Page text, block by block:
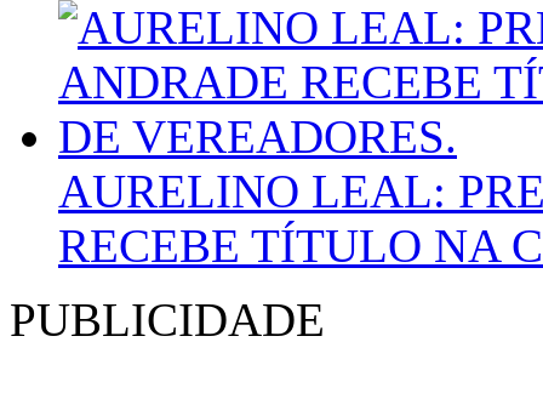
AURELINO LEAL:
RECEBE TÍTULO NA
PUBLICIDADE